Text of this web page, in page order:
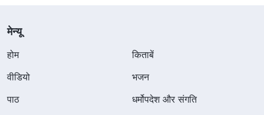
मेन्यू
होम
किताबें
वीडियो
भजन
पाठ
धर्मोपदेश और संगति